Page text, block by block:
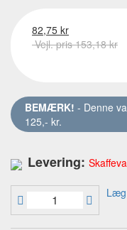
82,75 kr
Vejl. pris 153,18 kr
BEMÆRK! - Denne
125,- kr.
Levering: